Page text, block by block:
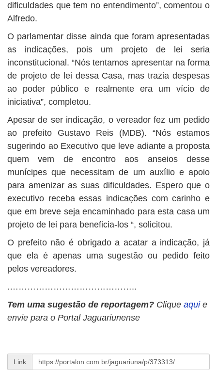
dificuldades que tem no entendimento”, comentou o
Alfredo.
O parlamentar disse ainda que foram apresentadas
as indicações, pois um projeto de lei seria
inconstitucional. “Nós tentamos apresentar na forma
de projeto de lei dessa Casa, mas trazia despesas
ao poder público e realmente era um vício de
iniciativa”, completou.
Apesar de ser indicação, o vereador fez um pedido
ao prefeito Gustavo Reis (MDB). “Nós estamos
sugerindo ao Executivo que leve adiante a proposta
quem vem de encontro aos anseios desse
munícipes que necessitam de um auxílio e apoio
para amenizar as suas dificuldades. Espero que o
executivo receba essas indicações com carinho e
que em breve seja encaminhado para esta casa um
projeto de lei para beneficia-los “, solicitou.
O prefeito não é obrigado a acatar a indicação, já
que ela é apenas uma sugestão ou pedido feito
pelos vereadores.
.……………………………………..
Tem uma sugestão de reportagem? Clique aqui e
envie para o Portal Jaguariunense
Link